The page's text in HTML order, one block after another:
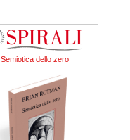
Semiotica dello zero